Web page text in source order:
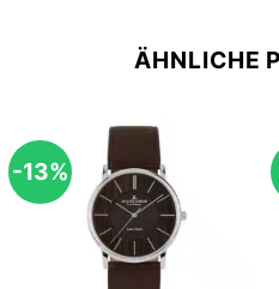
ÄHNLICHE
-13%